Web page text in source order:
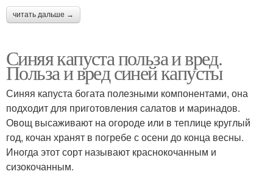
читать дальше →
Синяя капуста польза и вред.
Польза и вред синей капусты
Синяя капуста богата полезными компонентами, она
подходит для приготовления салатов и маринадов.
Овощ высаживают на огороде или в теплице круглый
год, кочан хранят в погребе с осени до конца весны.
Иногда этот сорт называют краснокочанным и
сизокочанным.